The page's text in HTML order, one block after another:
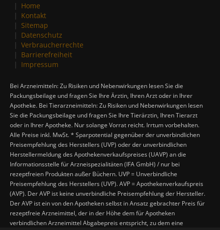
Home
Kontakt
Sitemap
Datenschutz
Verbraucherrechte
Barrierefreiheit
Impressum
Bei Arzneimitteln: Zu Risiken und Nebenwirkungen lesen Sie die
Packungsbeilage und fragen Sie Ihre Ärztin, Ihren Arzt oder in Ihrer
Apotheke. Bei Tierarzneimitteln: Zu Risiken und Nebenwirkungen lesen
Sie die Packungsbeilage und fragen Sie Ihre Tierärztin, Ihren Tierarzt
oder in Ihrer Apotheke. Nur solange Vorrat reicht. Irrtum vorbehalten.
Alle Preise inkl. MwSt. * Sparpotential gegenüber der unverbindlichen
Preisempfehlung des Herstellers (UVP) oder der unverbindlichen
Herstellermeldung des Apothekenverkaufspreises (UAVP) an die
Informationsstelle für Arzneispezialitäten (IFA GmbH) / nur bei
rezeptfreien Produkten außer Büchern. UVP = Unverbindliche
Preisempfehlung des Herstellers (UVP). AVP = Apothekenverkaufspreis
(AVP). Der AVP ist keine unverbindliche Preisempfehlung der Hersteller.
Der AVP ist ein von den Apotheken selbst in Ansatz gebrachter Preis für
rezeptfreie Arzneimittel, der in der Höhe dem für Apotheken
verbindlichen Arzneimittel Abgabepreis entspricht, zu dem eine